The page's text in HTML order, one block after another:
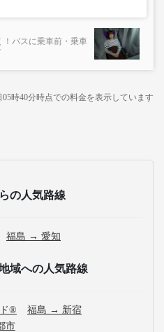
！バスに乗車前・乗車
05時40分時点での料金を表示しています
の人気路線
福島 → 愛知
域への人気路線
®
福島 → 新宿
市